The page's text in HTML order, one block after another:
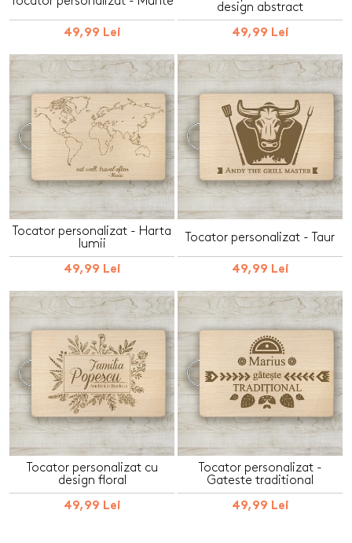
49,99 Lei
design abstract
49,99 Lei
Tocator personalizat - Harta
lumii
49,99 Lei
Tocator personalizat - Taur
49,99 Lei
Tocator personalizat cu
design floral
49,99 Lei
Tocator personalizat -
Gateste traditional
49,99 Lei